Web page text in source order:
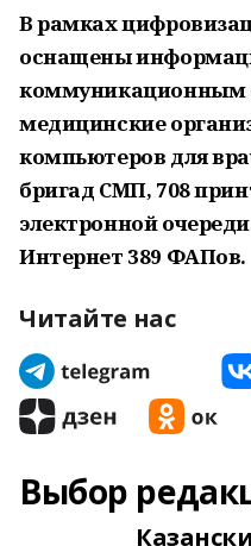
В рамках
оснащены
коммуникационным
медицинские
компьютеров для
бригад СМП, 708
электронной
Интернет 389 ФАПов.
Читайте нас
Выбор